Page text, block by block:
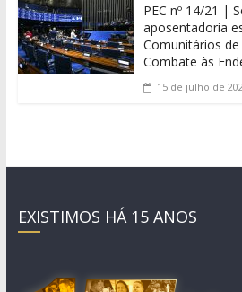
PEC nº 14/21 |
aposentadoria
Comunitários
Combate às
15 de julho de
EXISTIMOS HÁ 15 ANOS